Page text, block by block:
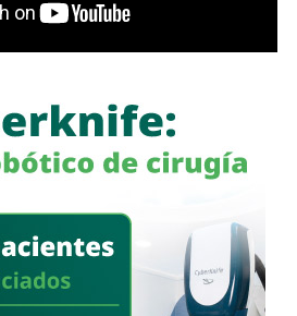
señaló que esta iniciativa forma
con la Federación para
naturales de San Luis Potosí.
2025 con 369 homicidios, el